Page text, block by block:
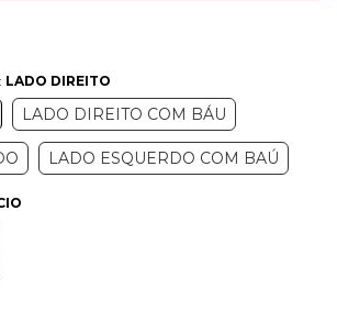
LADO DIREITO
LADO DIREITO COM BÁU
LADO ESQUERDO COM BAÚ